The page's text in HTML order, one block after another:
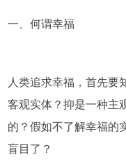
一、何谓幸福
人类追求幸福，首先要
客观实体？抑是一种主
的？假如不了解幸福的
盲目了？